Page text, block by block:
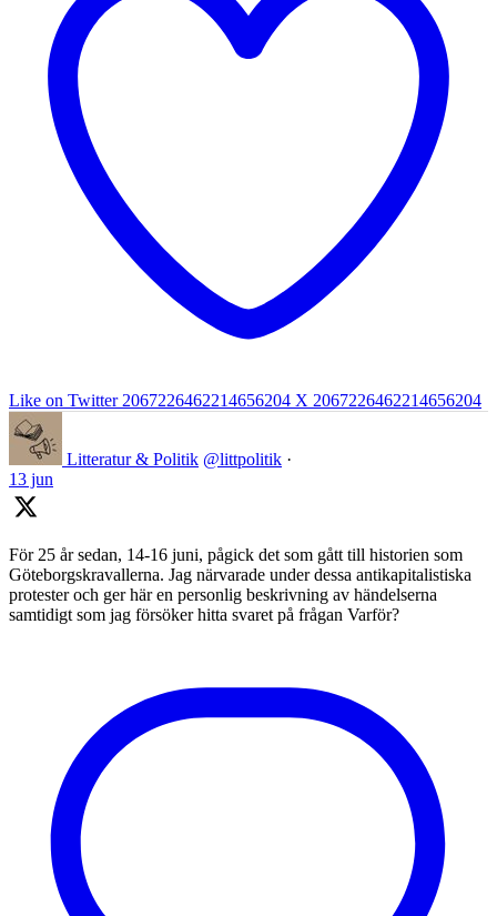
Like on Twitter 2067226462214656204 X 2067226462214656204
Litteratur & Politik @littpolitik ·
13 jun
För 25 år sedan, 14-16 juni, pågick det som gått till historien som
Göteborgskravallerna. Jag närvarade under dessa antikapitalistiska
protester och ger här en personlig beskrivning av händelserna
samtidigt som jag försöker hitta svaret på frågan Varför?